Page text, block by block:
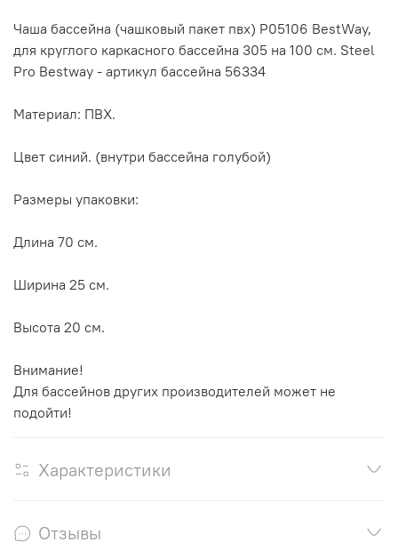
Чаша бассейна (чашковый пакет пвх) P05106 BestWay,
для круглого каркасного бассейна 305 на 100 см. Steel
Pro Bestway - артикул бассейна 56334
Материал: ПВХ.
Цвет синий. (внутри бассейна голубой)
Размеры упаковки:
Длина 70 см.
Ширина 25 см.
Высота 20 см.
Внимание!
Для бассейнов других производителей может не
подойти!
Характеристики
Отзывы